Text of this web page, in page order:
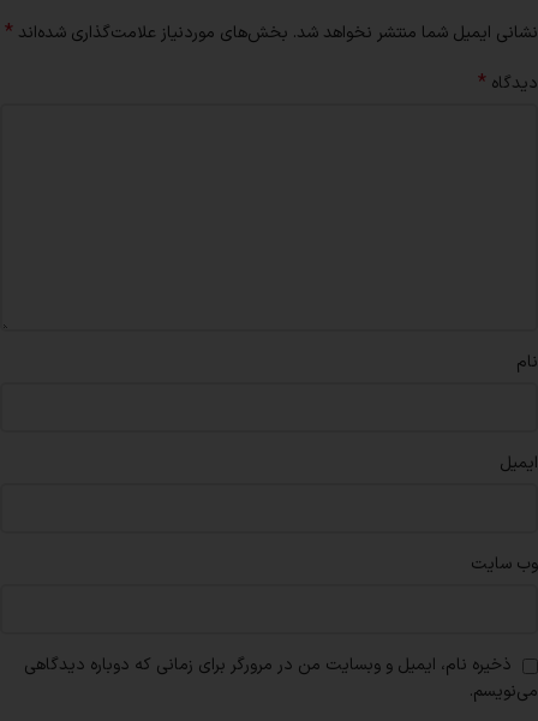
نشانی ایمیل شما منتشر نخواهد شد. بخش‌های موردنیاز علامت‌گذاری شده‌اند *
دیدگاه *
نام
ایمیل
وب‌ سایت
ذخیره نام، ایمیل و وبسایت من در مرورگر برای زمانی که دوباره دیدگاهی
می‌نویسم.